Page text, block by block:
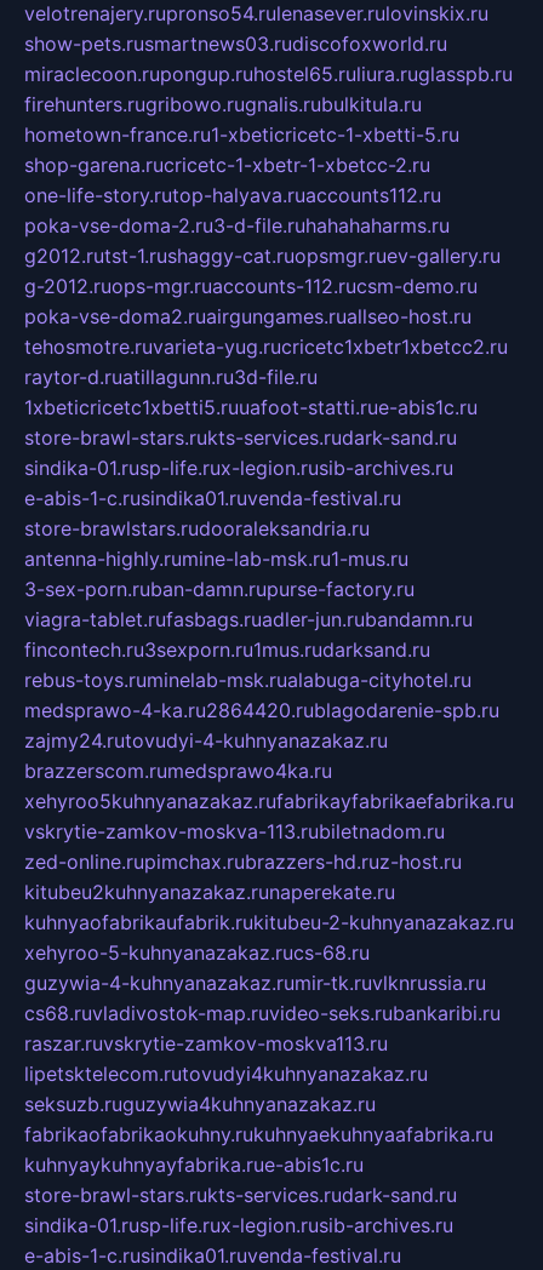
velotrenajery.rupronso54.rulenasever.rulovinskix.ru
show-pets.rusmartnews03.rudiscofoxworld.ru
miraclecoon.rupongup.ruhostel65.ruliura.ruglasspb.ru
firehunters.rugribowo.rugnalis.rubulkitula.ru
hometown-france.ru1-xbeticricetc-1-xbetti-5.ru
shop-garena.rucricetc-1-xbetr-1-xbetcc-2.ru
one-life-story.rutop-halyava.ruaccounts112.ru
poka-vse-doma-2.ru3-d-file.ruhahahaharms.ru
g2012.rutst-1.rushaggy-cat.ruopsmgr.ruev-gallery.ru
g-2012.ruops-mgr.ruaccounts-112.rucsm-demo.ru
poka-vse-doma2.ruairgungames.ruallseo-host.ru
tehosmotre.ruvarieta-yug.rucricetc1xbetr1xbetcc2.ru
raytor-d.ruatillagunn.ru3d-file.ru
1xbeticricetc1xbetti5.ruuafoot-statti.rue-abis1c.ru
store-brawl-stars.rukts-services.rudark-sand.ru
sindika-01.rusp-life.rux-legion.rusib-archives.ru
e-abis-1-c.rusindika01.ruvenda-festival.ru
store-brawlstars.rudooraleksandria.ru
antenna-highly.rumine-lab-msk.ru1-mus.ru
3-sex-porn.ruban-damn.rupurse-factory.ru
viagra-tablet.rufasbags.ruadler-jun.rubandamn.ru
fincontech.ru3sexporn.ru1mus.rudarksand.ru
rebus-toys.ruminelab-msk.rualabuga-cityhotel.ru
medsprawo-4-ka.ru2864420.rublagodarenie-spb.ru
zajmy24.rutovudyi-4-kuhnyanazakaz.ru
brazzerscom.rumedsprawo4ka.ru
xehyroo5kuhnyanazakaz.rufabrikayfabrikaefabrika.ru
vskrytie-zamkov-moskva-113.rubiletnadom.ru
zed-online.rupimchax.rubrazzers-hd.ruz-host.ru
kitubeu2kuhnyanazakaz.runaperekate.ru
kuhnyaofabrikaufabrik.rukitubeu-2-kuhnyanazakaz.ru
xehyroo-5-kuhnyanazakaz.rucs-68.ru
guzywia-4-kuhnyanazakaz.rumir-tk.ruvlknrussia.ru
cs68.ruvladivostok-map.ruvideo-seks.rubankaribi.ru
raszar.ruvskrytie-zamkov-moskva113.ru
lipetsktelecom.rutovudyi4kuhnyanazakaz.ru
seksuzb.ruguzywia4kuhnyanazakaz.ru
fabrikaofabrikaokuhny.rukuhnyaekuhnyaafabrika.ru
kuhnyaykuhnyayfabrika.rue-abis1c.ru
store-brawl-stars.rukts-services.rudark-sand.ru
sindika-01.rusp-life.rux-legion.rusib-archives.ru
e-abis-1-c.rusindika01.ruvenda-festival.ru